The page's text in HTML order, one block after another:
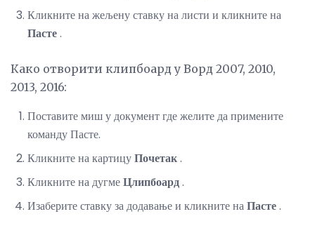
Кликните на жељену ставку на листи и кликните на
Пасте.
Како отворити клипбоард у Ворд 2007, 2010,
2013, 2016:
Поставите миш у документ где желите да примените
команду Пасте.
Кликните на картицуПочетак.
Кликните на дугмеЦлипбоард.
Изаберите ставку за додавање и кликните наПасте.